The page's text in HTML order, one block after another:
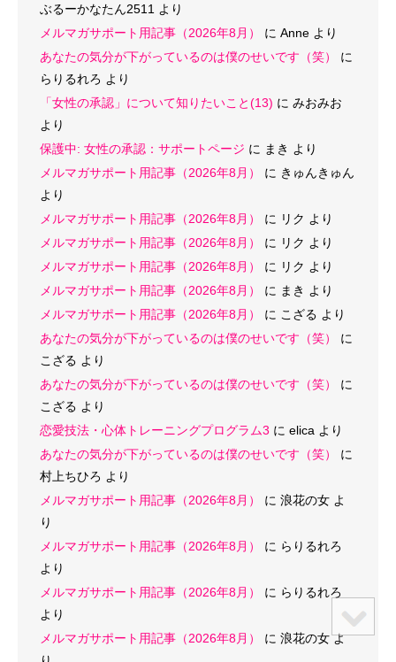
ぶるーかなたん2511 より
メルマガサポート用記事（2026年8月）
に Anne より
あなたの気分が下がっているのは僕のせいです（笑）
に
らりるれろ より
「女性の承認」について知りたいこと(13) に みおみお
より
保護中: 女性の承認：サポートページ に まき より
メルマガサポート用記事（2026年8月）
に きゅんきゅん
より
メルマガサポート用記事（2026年8月）
に リク より
メルマガサポート用記事（2026年8月）
に リク より
メルマガサポート用記事（2026年8月）
に リク より
メルマガサポート用記事（2026年8月）
に まき より
メルマガサポート用記事（2026年8月）
に こざる より
あなたの気分が下がっているのは僕のせいです（笑）
に
こざる より
あなたの気分が下がっているのは僕のせいです（笑）
に
こざる より
恋愛技法・心体トレーニングプログラム3 に elica より
あなたの気分が下がっているのは僕のせいです（笑）
に
村上ちひろ より
メルマガサポート用記事（2026年8月）
に 浪花の女 よ
り
メルマガサポート用記事（2026年8月）
に らりるれろ
より
メルマガサポート用記事（2026年8月）
に らりるれろ
より
メルマガサポート用記事（2026年8月）
に 浪花の女よ